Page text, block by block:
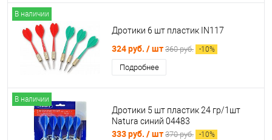
В наличии
Дротики 6 шт пластик IN117
324 руб. / шт 360 руб. -10%
Подробнее
В наличии
Дротики 5 шт пластик 24 гр/1шт
Natura синий 04483
333 руб. / шт 370 руб. -10%